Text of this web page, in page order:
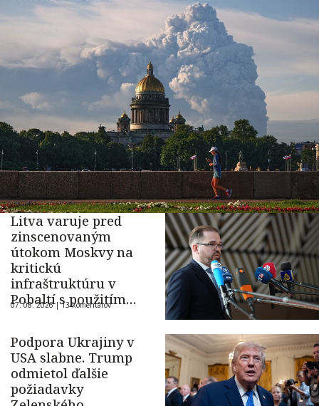
Litva varuje pred
zinscenovaným
útokom Moskvy na
kritickú
infraštruktúru v
Pobaltí s použitím
ukrajinského dronu
07. 08. 2026 |13 komentárov
Podpora Ukrajiny v
USA slabne. Trump
odmietol ďalšie
požiadavky